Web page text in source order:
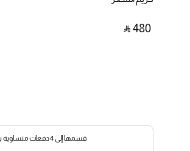
‎ ⃁ ⁦480⁩ ‎
قسمها إلى 4 دفعات متساوية بقيمة